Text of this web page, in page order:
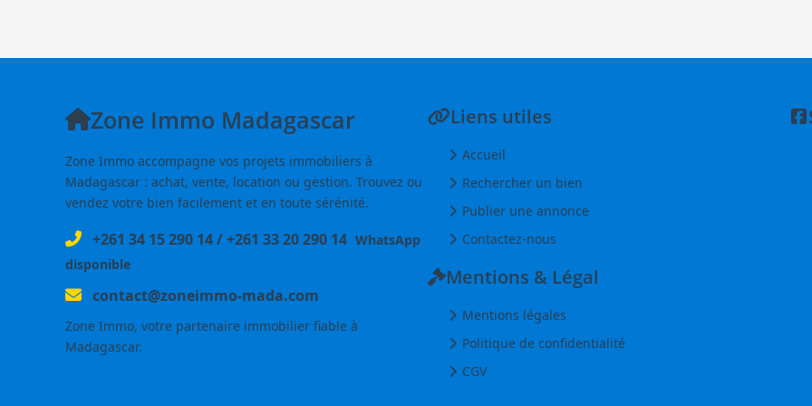
Zone Immo Madagascar
Zone Immo accompagne vos projets immobiliers à
Madagascar : achat, vente, location ou gestion. Trouvez ou
vendez votre bien facilement et en toute sérénité.
+261 34 15 290 14/+261 33 20 290 14 WhatsApp
disponible
contact@zoneimmo-mada.com
Zone Immo, votre partenaire immobilier fiable à
Madagascar.
Liens utiles
Accueil
Rechercher un bien
Publier une annonce
Contactez-nous
Mentions & Légal
Mentions légales
Politique de confidentialité
CGV